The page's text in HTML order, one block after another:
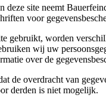
deze site neemt
voor
gebruikt, worden
wij uw
over de
de overdracht van
derden is niet mogelijk.